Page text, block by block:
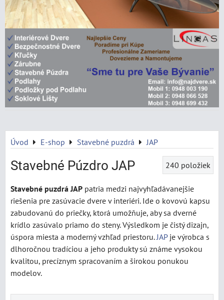
Úvod E-shop Stavebné puzdrá JAP
Stavebné Púzdro JAP 240 položiek
Stavebné puzdrá JAP patria medzi najvyhľadávanejšie
riešenia pre zasúvacie dvere v interiéri. Ide o kovovú kapsu
zabudovanú do priečky, ktorá umožňuje, aby sa dverné
krídlo zasúvalo priamo do steny. Výsledkom je čistý dizajn,
úspora miesta a moderný vzhľad priestoru.JAPje výrobca s
dlhoročnou tradíciou a jeho produkty sú známe vysokou
kvalitou, precíznym spracovaním a širokou ponukou
modelov.